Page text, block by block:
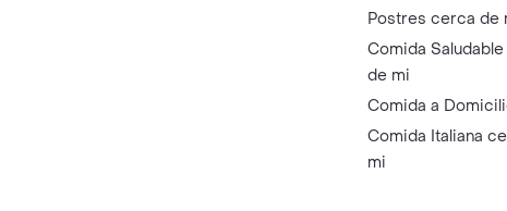
Postres cerca de
Comida
de mi
Comida a
Comida Italiana
mi